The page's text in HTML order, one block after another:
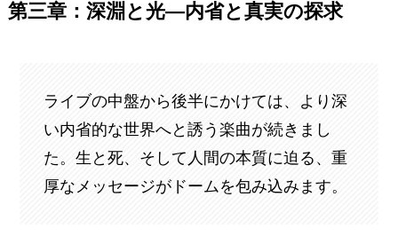
第三章：深淵と光—内省と真実の探求
ライブの中盤から後半にかけては、より深
い内省的な世界へと誘う楽曲が続きまし
た。生と死、そして人間の本質に迫る、重
厚なメッセージがドームを包み込みます。